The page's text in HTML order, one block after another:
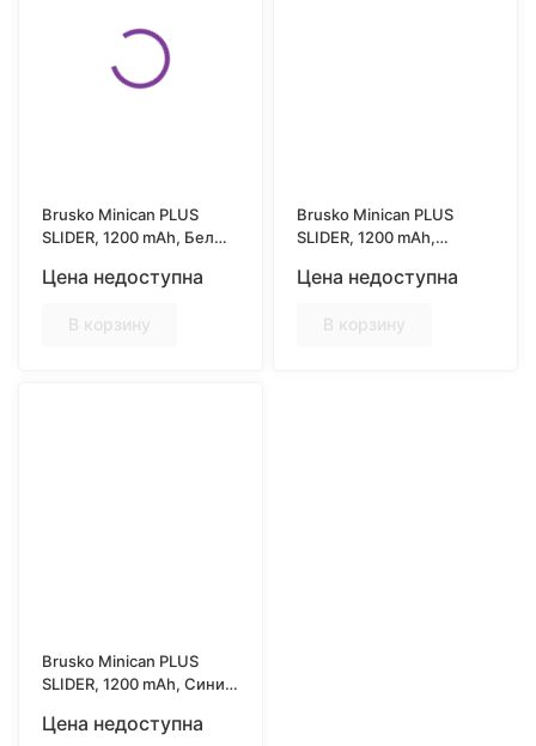
Brusko Minican PLUS
SLIDER, 1200 mAh, Белый
Цена недоступна
В корзину
Brusko Minican PLUS
SLIDER, 1200 mAh,
Цена недоступна
В корзину
Brusko Minican PLUS
SLIDER, 1200 mAh, Синий
Цена недоступна